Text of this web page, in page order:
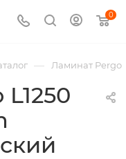
0
— Ламинат Pergo